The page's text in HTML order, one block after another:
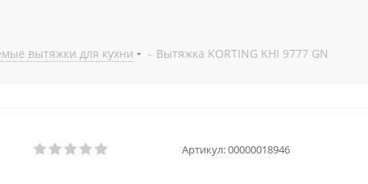
вытяжки для кухни - Вытяжка KORTING KHI 9777 GN
Артикул:00000018946